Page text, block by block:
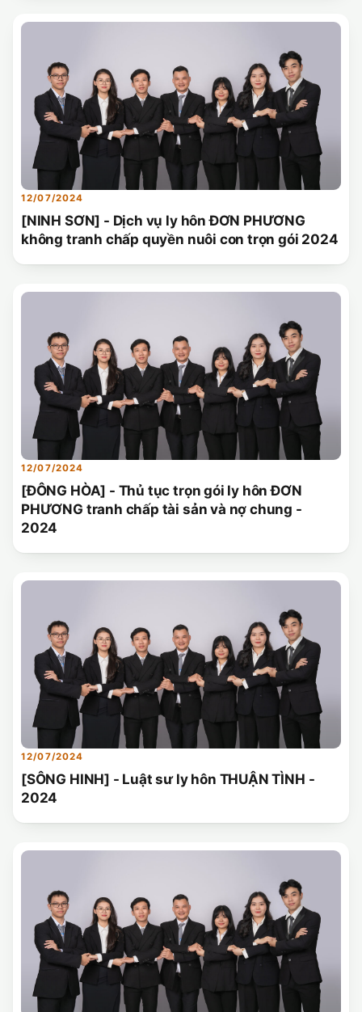
CHỨNG NHẬN HACCP
12/07/2024
[NINH SƠN] - Dịch vụ ly hôn ĐƠN PHƯƠNG
không tranh chấp quyền nuôi con trọn gói 2024
12/07/2024
[ĐÔNG HÒA] - Thủ tục trọn gói ly hôn ĐƠN
PHƯƠNG tranh chấp tài sản và nợ chung -
2024
12/07/2024
[SÔNG HINH] - Luật sư ly hôn THUẬN TÌNH -
2024